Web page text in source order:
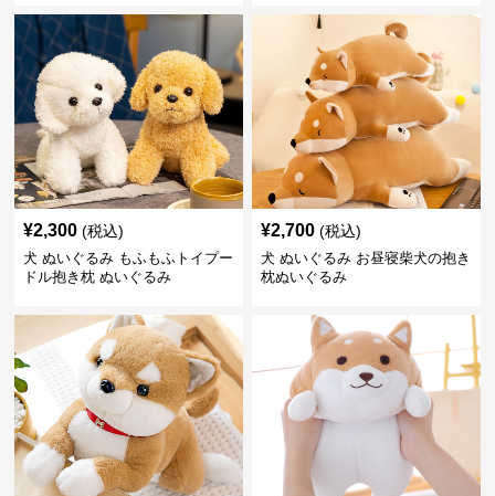
¥2,300 (税込)
犬 ぬいぐるみ もふもふトイプー
ドル抱き枕 ぬいぐるみ
¥2,700 (税込)
犬 ぬいぐるみ お昼寝柴犬の抱き
枕ぬいぐるみ